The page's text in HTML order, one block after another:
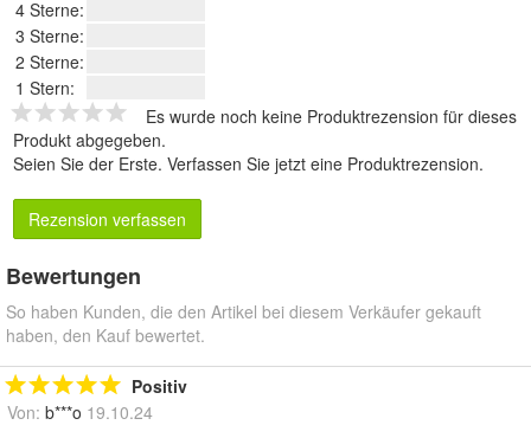
4 Sterne:
3 Sterne:
2 Sterne:
1 Stern:
Es wurde noch keine Produktrezension für dieses
Produkt abgegeben.
Seien Sie der Erste. Verfassen Sie jetzt eine Produktrezension.
Rezension verfassen
Bewertungen
So haben Kunden, die den Artikel bei diesem Verkäufer gekauft
haben, den Kauf bewertet.
Positiv
Von: b***o 19.10.24